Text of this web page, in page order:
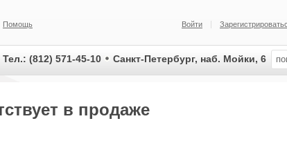
Помощь Войти
Тел.: (812) 571-45-10 Санкт-Петербург, наб. Мойки, 6
в продаже